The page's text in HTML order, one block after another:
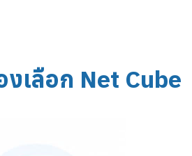
เลือก Net Cube